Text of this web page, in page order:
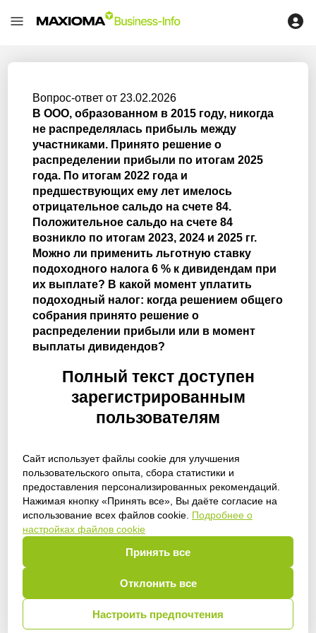
Сайт использует файлы cookie для улучшения
пользовательского опыта, сбора статистики и
предоставления персонализированных рекомендаций.
Нажимая кнопку «Принять все», Вы даёте согласие на
использование всех файлов cookie. Подробнее о
настройках файлов cookie
Принять все
Отклонить все
Настроить предпочтения
Вопрос-ответ от 23.02.2026
В ООО, образованном в 2015 году, никогда
не распределялась прибыль между
участниками. Принято решение о
распределении прибыли по итогам 2025
года. По итогам 2022 года и
предшествующих ему лет имелось
отрицательное сальдо на счете 84.
Положительное сальдо на счете 84
возникло по итогам 2023, 2024 и 2025 гг.
Можно ли применить льготную ставку
подоходного налога 6 % к дивидендам при
их выплате? В какой момент уплатить
подоходный налог: когда решением общего
собрания принято решение о
распределении прибыли или в момент
выплаты дивидендов?
Полный текст доступен
зарегистрированным
пользователям
Получить доступ